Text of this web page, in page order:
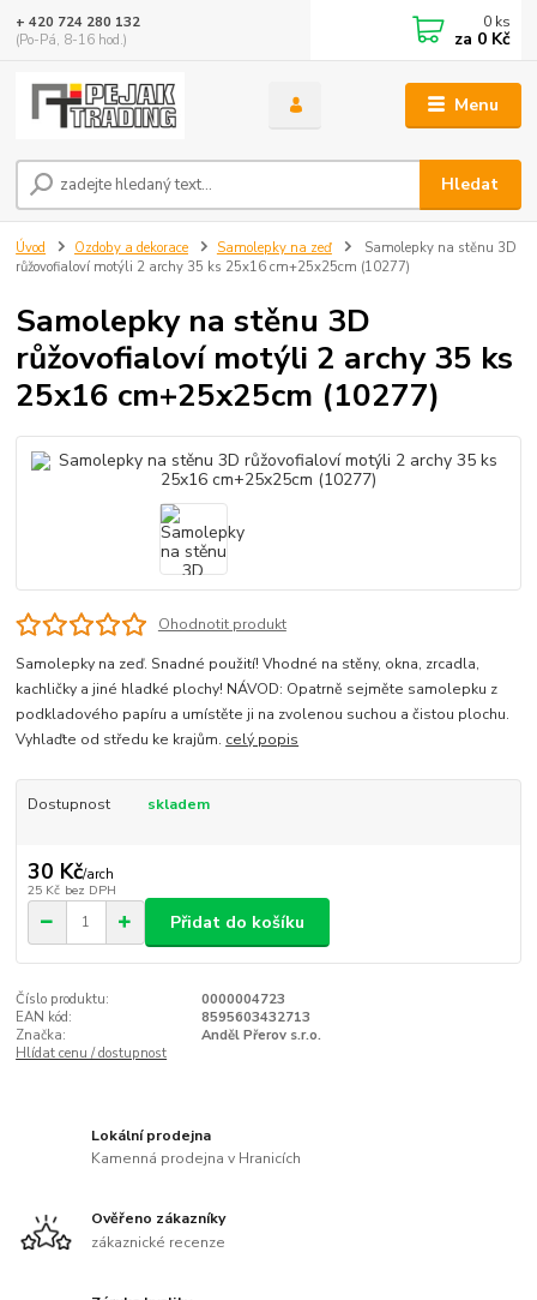
Menu
Hledat
+ 420 724 280 132
(Po-Pá, 8-16 hod.)
0 ks
za 0 Kč
Úvod Ozdoby a dekorace Samolepky na zeď
Samolepky na stěnu 3D
růžovofialoví motýli 2 archy 35 ks 25x16 cm+25x25cm (10277)
Samolepky na stěnu 3D
růžovofialoví motýli 2 archy 35 ks
25x16 cm+25x25cm (10277)
Ohodnotit produkt
Samolepky na zeď. Snadné použití! Vhodné na stěny, okna, zrcadla,
kachličky a jiné hladké plochy! NÁVOD: Opatrně sejměte samolepku z
podkladového papíru a umístěte ji na zvolenou suchou a čistou plochu.
Vyhlaďte od středu ke krajům. celý popis
Dostupnost skladem
30 Kč/arch
25 Kč bez DPH
Přidat do košíku
Číslo produktu:
0000004723
EAN kód:
8595603432713
Značka:
Anděl Přerov s.r.o.
Hlídat cenu / dostupnost
Lokální prodejna
Kamenná prodejna v Hranicích
Ověřeno zákazníky
zákaznické recenze